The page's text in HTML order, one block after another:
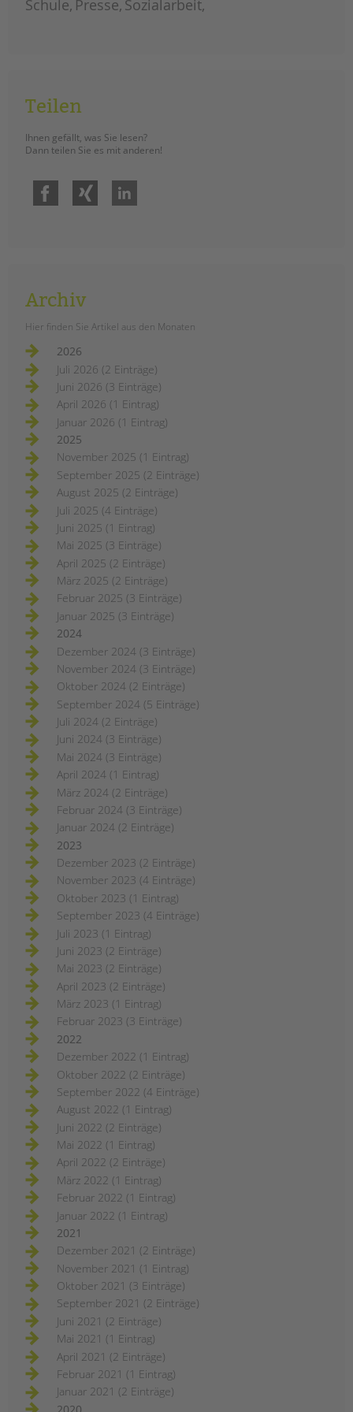
Schule Presse Sozialarbeit
Teilen
Ihnen gefällt, was Sie lesen?
Dann teilen Sie es mit anderen!
Facebook
Archiv
Hier finden Sie Artikel aus den Monaten
2026
Juli 2026 (2 Einträge)
Juni 2026 (3 Einträge)
April 2026 (1 Eintrag)
Januar 2026 (1 Eintrag)
2025
November 2025 (1 Eintrag)
September 2025 (2 Einträge)
August 2025 (2 Einträge)
Juli 2025 (4 Einträge)
Juni 2025 (1 Eintrag)
Mai 2025 (3 Einträge)
April 2025 (2 Einträge)
März 2025 (2 Einträge)
Februar 2025 (3 Einträge)
Januar 2025 (3 Einträge)
2024
Dezember 2024 (3 Einträge)
November 2024 (3 Einträge)
Oktober 2024 (2 Einträge)
September 2024 (5 Einträge)
Juli 2024 (2 Einträge)
Juni 2024 (3 Einträge)
Mai 2024 (3 Einträge)
April 2024 (1 Eintrag)
März 2024 (2 Einträge)
Februar 2024 (3 Einträge)
Januar 2024 (2 Einträge)
2023
Dezember 2023 (2 Einträge)
November 2023 (4 Einträge)
Oktober 2023 (1 Eintrag)
September 2023 (4 Einträge)
Juli 2023 (1 Eintrag)
Juni 2023 (2 Einträge)
Mai 2023 (2 Einträge)
April 2023 (2 Einträge)
März 2023 (1 Eintrag)
Februar 2023 (3 Einträge)
2022
Dezember 2022 (1 Eintrag)
Oktober 2022 (2 Einträge)
September 2022 (4 Einträge)
August 2022 (1 Eintrag)
Juni 2022 (2 Einträge)
Mai 2022 (1 Eintrag)
April 2022 (2 Einträge)
März 2022 (1 Eintrag)
Februar 2022 (1 Eintrag)
Januar 2022 (1 Eintrag)
2021
Dezember 2021 (2 Einträge)
November 2021 (1 Eintrag)
Oktober 2021 (3 Einträge)
September 2021 (2 Einträge)
Juni 2021 (2 Einträge)
Mai 2021 (1 Eintrag)
April 2021 (2 Einträge)
Februar 2021 (1 Eintrag)
Januar 2021 (2 Einträge)
2020